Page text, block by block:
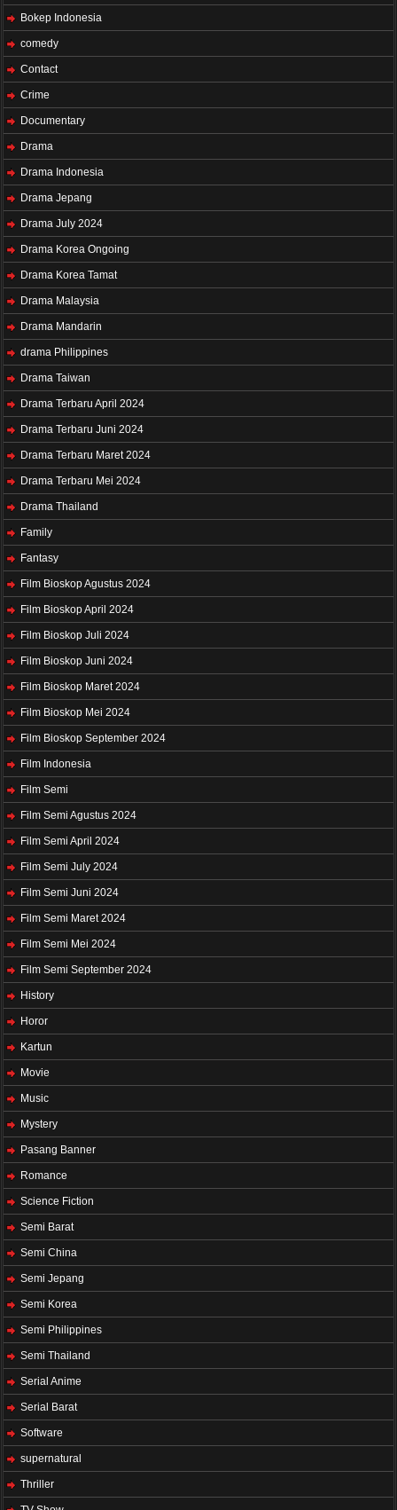
Bokep Indonesia
comedy
Contact
Crime
Documentary
Drama
Drama Indonesia
Drama Jepang
Drama July 2024
Drama Korea Ongoing
Drama Korea Tamat
Drama Malaysia
Drama Mandarin
drama Philippines
Drama Taiwan
Drama Terbaru April 2024
Drama Terbaru Juni 2024
Drama Terbaru Maret 2024
Drama Terbaru Mei 2024
Drama Thailand
Family
Fantasy
Film Bioskop Agustus 2024
Film Bioskop April 2024
Film Bioskop Juli 2024
Film Bioskop Juni 2024
Film Bioskop Maret 2024
Film Bioskop Mei 2024
Film Bioskop September 2024
Film Indonesia
Film Semi
Film Semi Agustus 2024
Film Semi April 2024
Film Semi July 2024
Film Semi Juni 2024
Film Semi Maret 2024
Film Semi Mei 2024
Film Semi September 2024
History
Horor
Kartun
Movie
Music
Mystery
Pasang Banner
Romance
Science Fiction
Semi Barat
Semi China
Semi Jepang
Semi Korea
Semi Philippines
Semi Thailand
Serial Anime
Serial Barat
Software
supernatural
Thriller